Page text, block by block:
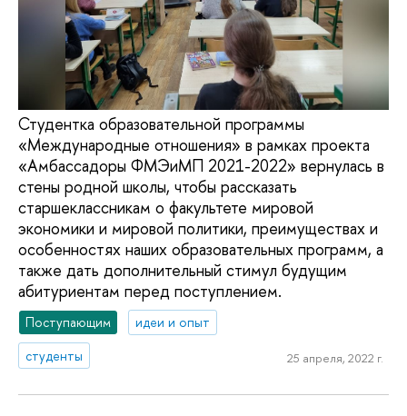
Студентка образовательной программы
«Международные отношения» в рамках проекта
«Амбассадоры ФМЭиМП 2021-2022» вернулась в
стены родной школы, чтобы рассказать
старшеклассникам о факультете мировой
экономики и мировой политики, преимуществах и
особенностях наших образовательных программ, а
также дать дополнительный стимул будущим
абитуриентам перед поступлением.
Поступающим
идеи и опыт
студенты
25 апреля, 2022 г.